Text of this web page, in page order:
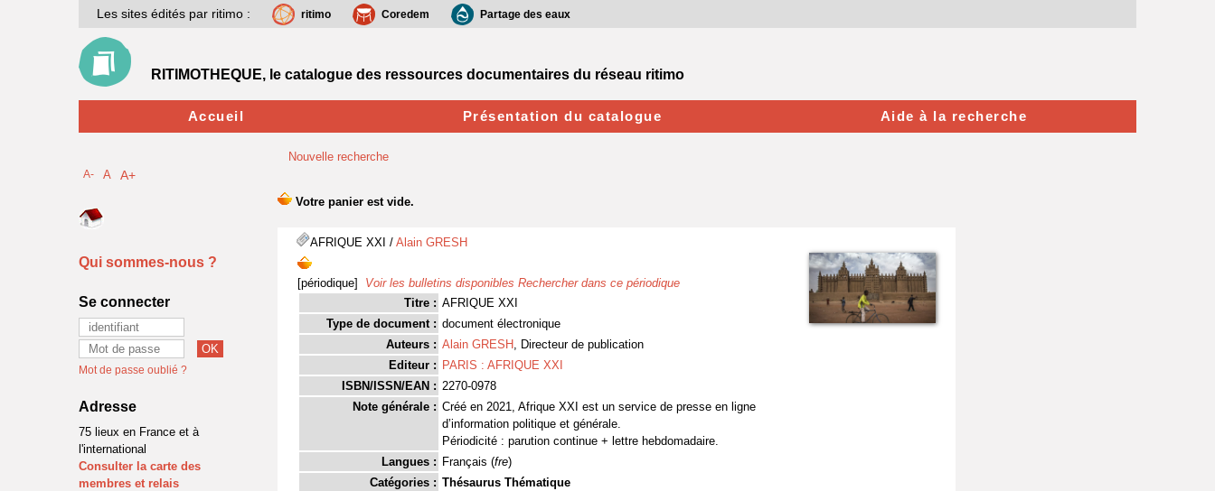
Nouvelle recherche
AFRIQUE XXI / Alain GRESH
[périodique] Voir les bulletins disponibles Rechercher dans ce périodique
Titre : AFRIQUE XXI
Type de document : document électronique
Auteurs : Alain GRESH , Directeur de publication
Editeur : PARIS : AFRIQUE XXI
ISBN/ISSN/EAN : 2270-0978
Note générale : Créé en 2021, Afrique XXI est un service de presse en ligne
d’information politique et générale.
Périodicité : parution continue + lettre hebdomadaire.
Langues : Français (fre)
Catégories : Thésaurus Thématique
Les sites édités par ritimo : ritimo Coredem Partage des eaux
RITIMOTHEQUE, le catalogue des ressources documentaires du réseau ritimo
Accueil Présentation du catalogue Aide à la recherche
A- A A+
Qui sommes-nous ?
Se connecter
Mot de passe oublié ?
Adresse
75 lieux en France et à
l'international
Consulter la carte des
membres et relais